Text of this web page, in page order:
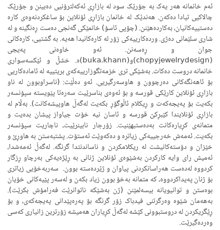
ئەم خانمانە هەر یەک بە جۆرێک سود لە بازاڕی ئەکەلترۆنیی دەبینن و جۆرێک
چالاکیی تیادا دەکەن. هەندێک لە خانمان بازاڕی ئۆنلاین بۆ ساغکردنەوەی کارە
دەستییەکانیان، بەکاردەهێنن. (چۆپی ئاسۆ) خانمێکی گەنجی دەست ڕەنگینە و لە
شاری سلێمانی دەژی. وردەکارییەکی زۆر لە کارەکانیدا هەیە. بە گشتیی، کارەکانی
جوان و ڕەسەنن. ئەو خاوەنی پەیجی
(chopyjewelrydesign)و(buka.khann)ە. خشڵ و ئێکسەسواری
خانمانە دروست دەکات. بەشێکی تری خزمەتگوزارییەکەی بریتییە لە ئامادەکاریی
بۆ ئاهەنگەکانی دەرچوون و هاوسەرگیریی. ئەو دەڵێت: (ناسراوبوون لە ناو
بازاڕی ئۆنلاین کارێکی قورسە و بۆ ئەوەی بناسرێیت سەرەتا پێویستە سپۆنسەر
بکەیت بۆ پەیجەکەت و ڕیکلام ئاڵوگۆڕ بکەیت لەگەڵ هاوپیشەکانت). بەڵام لە
بازاڕی ئۆنلایندا کێبڕکێ قورسە و ئاسان نیە خۆت جیاواز پیشان بدەیت و
متمانەی کڕیارەکانت بەدەستبهێنیت. زۆرجار نابینرێیت، ناچاریت سپۆنسەر
بکەیت. ئەمەش خەرجییەکی زیاترە و دەکەوێت ئەستۆت. پشتبەستن بە هاوڕێ و
خێزان و دۆستەکانیشت لە ریکلامکردن و ناساندنتدا گرنگە. لەگەڵ ئەمەشدا،
ئەمیش رای وایە کارکردن بەشێوەی ئۆنلاین ژنانی بە ڕێژەیەکی بەرچاو ڕزگار
کردووە لەدەست هەراسانکردنی پیاوان و ژێردەستە بوون. سەربەخۆیی زیاتری
بۆ ژنان پەیداکردووە، کە متمانە بەخۆ بوون زیاد بکەن و لەسەر پێیەکانی خۆیان
بوەستن و توانیویانە بیسەلمێنن (ژن بەشێکە ناتوانرێت فەرامۆش بکرێت).
بەهەمان شێوە وەرگرتنی فیدباک زۆر گرنگە بۆ پەرەپێدانی پەیجەکەی، و بۆ
ڕێگریکردن لە دروستبوونی کێشە لەگەڵ کڕیاران هەمیشە زۆرترین زانیاری کەسی
وەردەگیرێت.